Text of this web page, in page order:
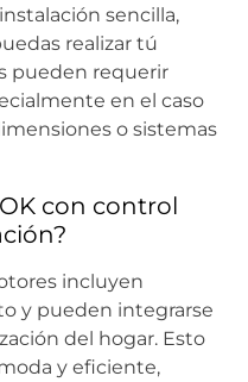
sencilla,
realizar tú
pueden requerir
en el caso
o sistemas
con control
incluyen
y pueden integrarse
del hogar. Esto
y eficiente,